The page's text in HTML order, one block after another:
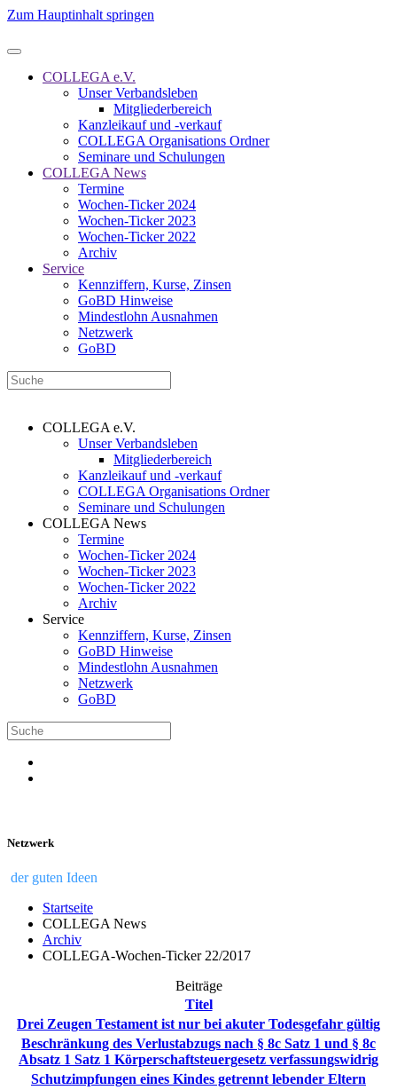
Zum Hauptinhalt springen
COLLEGA e.V.
Unser Verbandsleben
Mitgliederbereich
Kanzleikauf und -verkauf
COLLEGA Organisations Ordner
Seminare und Schulungen
COLLEGA News
Termine
Wochen-Ticker 2024
Wochen-Ticker 2023
Wochen-Ticker 2022
Archiv
Service
Kennziffern, Kurse, Zinsen
GoBD Hinweise
Mindestlohn Ausnahmen
Netzwerk
GoBD
COLLEGA e.V.
Unser Verbandsleben
Mitgliederbereich
Kanzleikauf und -verkauf
COLLEGA Organisations Ordner
Seminare und Schulungen
COLLEGA News
Termine
Wochen-Ticker 2024
Wochen-Ticker 2023
Wochen-Ticker 2022
Archiv
Service
Kennziffern, Kurse, Zinsen
GoBD Hinweise
Mindestlohn Ausnahmen
Netzwerk
GoBD
Netzwerk
der guten Ideen
Startseite
COLLEGA News
Archiv
COLLEGA-Wochen-Ticker 22/2017
Beiträge
Titel
Drei Zeugen Testament ist nur bei akuter Todesgefahr gültig
Beschränkung des Verlustabzugs nach § 8c Satz 1 und § 8c
Absatz 1 Satz 1 Körperschaftsteuergesetz verfassungswidrig
Schutzimpfungen eines Kindes getrennt lebender Eltern